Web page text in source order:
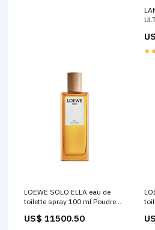
LOEWE SOLO ELLA eau de
toilette spray 100 ml Poudre
US$ 11500.50